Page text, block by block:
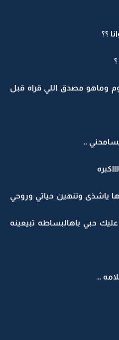
؟؟
وماهو مصدق اللي قراه قبل
..
ياشذى وتنهين حياتي وروحي
حبي باهالبساطه تبيعينه
..